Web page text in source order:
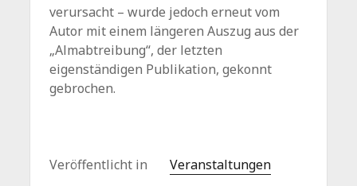
verursacht – wurde jedoch erneut vom
Autor mit einem längeren Auszug aus der
„Almabtreibung“, der letzten
eigenständigen Publikation, gekonnt
gebrochen.
Veröffentlicht in Veranstaltungen